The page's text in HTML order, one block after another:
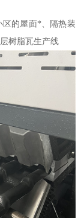
区的屋面*、隔热装
树脂瓦生产线